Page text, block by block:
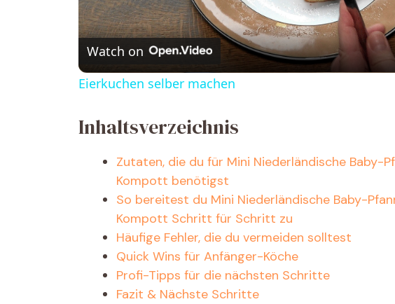
a
y
i
d
e
Watch on
Eierkuchen selber machen
Inhaltsverzeichnis
Zutaten, die du für Mini Niederländische Baby-
Kompott benötigst
So bereitest du Mini Niederländische Baby-
Kompott Schritt für Schritt zu
Häufige Fehler, die du vermeiden solltest
Quick Wins für Anfänger-Köche
Profi-Tipps für die nächsten Schritte
Fazit & Nächste Schritte